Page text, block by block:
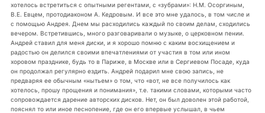
хотелось встретиться с опытными регентами, с «зубрами»: Н.М. Осоргиным,
В.Е. Евцем, протодиаконом А. Кедровым. И все это мне удалось, в том числе и
с помощью Андрея. Днем мы расходились каждый по своим делам, сходились
вечером. Встретившись, много разговаривали о музыке, о церковном пении.
Андрей ставил для меня диски, и я хорошо помню с каким восхищением и
радостью он делился своими впечатлениями от участия в том или ином
хоровом празднике, будь то в Париже, в Москве или в Сергиевом Посаде, куда
он продолжал регулярно ездить. Андрей подарил мне свою запись, не
предваряя ее обычным «нытьем» о том, что «вот, не все получилось как
хотелось, прошу прощения и понимания», т.е. такими словами, которыми часто
сопровождается дарение авторских дисков. Нет, он был доволен этой работой,
пояснял то или иное песнопение, где он его впервые услышал, в чьем